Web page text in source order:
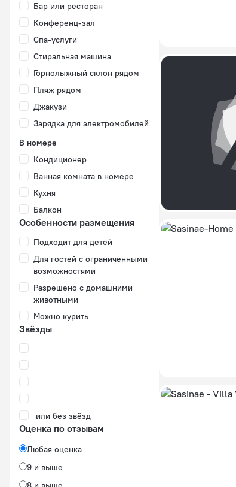
Бар или ресторан
Конференц-зал
Спа-услуги
Стиральная машина
Горнолыжный склон рядом
Пляж рядом
Джакузи
Зарядка для электромобилей
В номере
Кондиционер
Ванная комната в номере
Кухня
Балкон
Особенности размещения
Подходит для детей
Для гостей с ограниченными
возможностями
Разрешено с домашними
животными
Можно курить
Звёзды
или без звёзд
Оценка по отзывам
Любая оценка
9 и выше